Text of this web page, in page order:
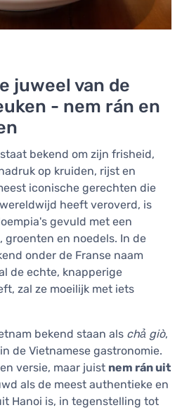
juweel van de
- nem rán en
bekend om zijn frisheid,
op kruiden, rijst en
iconische gerechten die
heeft veroverd, is
gevuld met een
groenten en noedels. In de
onder de Franse naam
de echte, knapperige
zal ze moeilijk met iets
bekend staan als chả giò,
de Vietnamese gastronomie.
versie, maar juist nem rán uit
als de meest authentieke en
Hanoi is, in tegenstelling tot